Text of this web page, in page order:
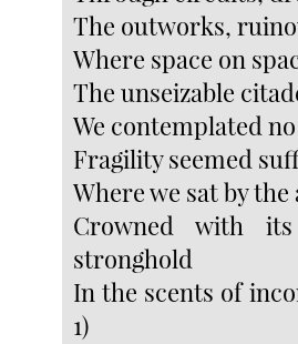
The outworks,
Where space on
The unseizable
We contemplated
Fragility seemed
Where we sat by
Crowned with
stronghold
In the scents of
1)